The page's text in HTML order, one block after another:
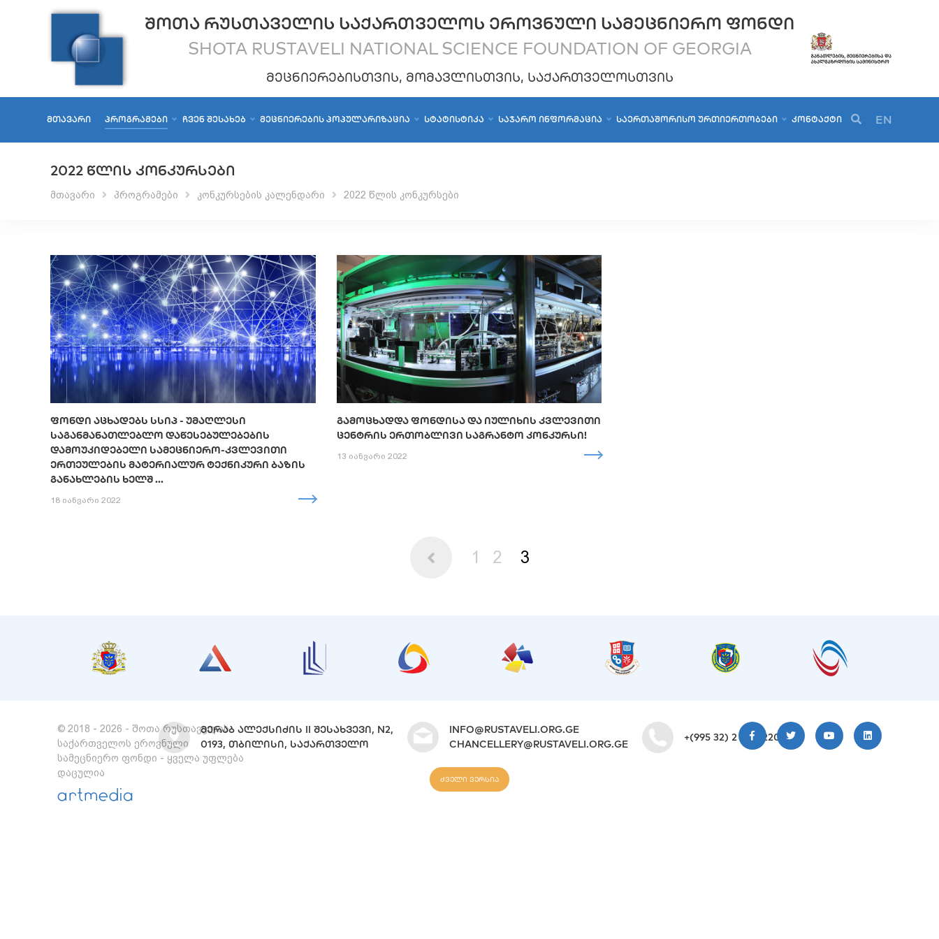
ᲨᲝᲗᲐ ᲠᲣᲡᲗᲐᲕᲔᲚᲘᲡ ᲡᲐᲥᲐᲠᲗᲕᲔᲚᲝᲡ ᲔᲠᲝᲕᲜᲣᲚᲘ ᲡᲐᲛᲔᲪᲜᲘᲔᲠᲝ ᲤᲝᲜᲓᲘ
SHOTA RUSTAVELI NATIONAL SCIENCE FOUNDATION OF GEORGIA
ᲛᲔᲪᲜᲘᲔᲠᲔᲑᲘᲡᲗᲕᲘᲡ, ᲛᲝᲛᲐᲕᲚᲘᲡᲗᲕᲘᲡ, ᲡᲐᲥᲐᲠᲗᲕᲔᲚᲝᲡᲗᲕᲘᲡ
ᲛᲗᲐᲕᲐᲠᲘ ᲞᲠᲝᲒᲠᲐᲛᲔᲑᲘ ᲩᲕᲔᲜ ᲨᲔᲡᲐᲮᲔᲑ ᲛᲔᲪᲜᲘᲔᲠᲔᲑᲘᲡ ᲞᲝᲞᲣᲚᲐᲠᲘᲖᲐᲪᲘᲐ ᲡᲢᲐᲢᲘᲡᲢᲘᲙᲐ ᲡᲐᲯᲐᲠᲝ ᲘᲜᲤᲝᲠᲛᲐᲪᲘᲐ ᲡᲐᲔᲠᲗᲐᲨᲝᲠᲘᲡᲝ ᲣᲠᲗᲘᲔᲠᲗᲝᲑᲔᲑᲘ ᲙᲝᲜᲢᲐᲥᲢᲘ EN
2022 ᲬᲚᲘᲡ ᲙᲝᲜᲙᲣᲠᲡᲔᲑᲘ
მთავარი პროგრამები კონკურსების კალენდარი 2022 წლის კონკურსები
ᲤᲝᲜᲓᲘ ᲐᲪᲮᲐᲓᲔᲑᲡ ᲡᲡᲘᲞ - ᲣᲛᲐᲦᲚᲔᲡᲘ
ᲡᲐᲒᲐᲜᲛᲐᲜᲐᲗᲚᲔᲑᲚᲝ ᲓᲐᲬᲔᲡᲔᲑᲣᲚᲔᲑᲔᲑᲘᲡ
ᲓᲐᲛᲝᲣᲙᲘᲓᲔᲑᲔᲚᲘ ᲡᲐᲛᲔᲪᲜᲘᲔᲠᲝ-ᲙᲕᲚᲔᲕᲘᲗᲘ
ᲔᲠᲗᲔᲣᲚᲔᲑᲘᲡ ᲛᲐᲢᲔᲠᲘᲐᲚᲣᲠ ᲢᲔᲥᲜᲘᲙᲣᲠᲘ ᲑᲐᲖᲘᲡ
ᲒᲐᲜᲐᲮᲚᲔᲑᲘᲡ ᲮᲔᲚᲨ ...
18 იანვარი 2022
ᲒᲐᲛᲝᲪᲮᲐᲓᲓᲐ ᲤᲝᲜᲓᲘᲡᲐ ᲓᲐ ᲘᲣᲚᲘᲮᲘᲡ ᲙᲕᲚᲔᲕᲘᲗᲘ
ᲪᲔᲜᲢᲠᲘᲡ ᲔᲠᲗᲝᲑᲚᲘᲕᲘ ᲡᲐᲒᲠᲐᲜᲢᲝ ᲙᲝᲜᲙᲣᲠᲡᲘ!
13 იანვარი 2022
1 2 3
© 2018 - 2026 - შოთა რუსთაველის
საქართველოს ეროვნული
სამეცნიერო ფონდი - ყველა უფლება
დაცულია
ᲛᲔᲠᲐᲑ ᲐᲚᲔᲥᲡᲘᲫᲘᲡ II ᲨᲔᲡᲐᲮᲕᲔᲕᲘ, N2,
0193, ᲗᲑᲘᲚᲘᲡᲘ, ᲡᲐᲥᲐᲠᲗᲕᲔᲚᲝ
INFO@RUSTAVELI.ORG.GE
CHANCELLERY@RUSTAVELI.ORG.GE
+(995 32) 2 200 220
ძველი ვერსია